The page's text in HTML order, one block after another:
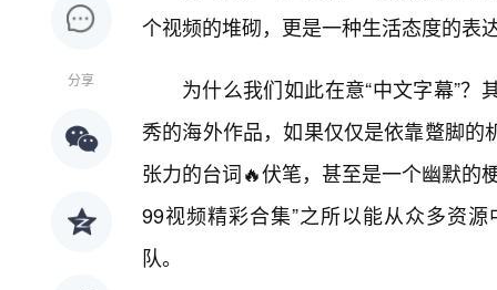
分享
个视频的堆砌，更是一种生活态度的表
为什么我们如此在意“中文字幕”
秀的海外作品，如果仅仅是依靠蹩脚
张力的台词🔥伏笔，甚至是一个幽默的
99视频精彩合集”之所以能从众多资
队。